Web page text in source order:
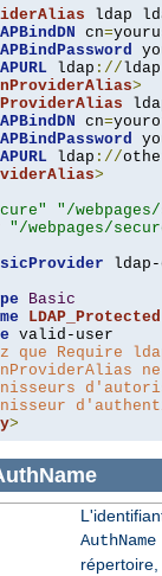
ldap
cn=
ldap ://ldap
>
cn=
ldap ://
>
"/
"/webpages/
Basic
LDAP_Protected
valid-user
que Require
>
AuthName